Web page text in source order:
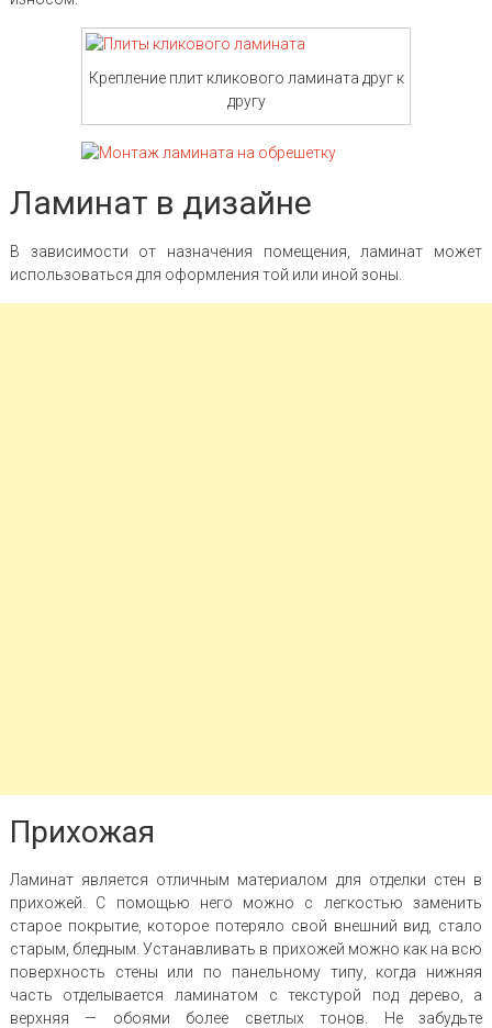
Крепление плит кликового ламината друг к
другу
Ламинат в дизайне
В зависимости от назначения помещения, ламинат может
использоваться для оформления той или иной зоны.
Прихожая
Ламинат является отличным материалом для отделки стен в
прихожей. С помощью него можно с легкостью заменить
старое покрытие, которое потеряло свой внешний вид, стало
старым, бледным. Устанавливать в прихожей можно как на всю
поверхность стены или по панельному типу, когда нижняя
часть отделывается ламинатом с текстурой под дерево, а
верхняя — обоями более светлых тонов. Не забудьте